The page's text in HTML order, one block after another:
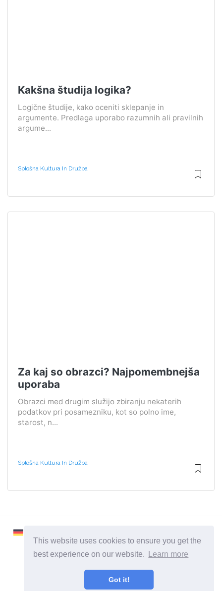
This website uses cookies to ensure you get the
best experience on our website.
Learn more
Got it!
Kakšna študija logika?
Logične študije, kako oceniti sklepanje in
argumente. Predlaga uporabo razumnih ali pravilnih
argume...
Splošna Kultura In Družba
Za kaj so obrazci? Najpomembnejša
uporaba
Obrazci med drugim služijo zbiranju nekaterih
podatkov pri posamezniku, kot so polno ime,
starost, n...
Splošna Kultura In Družba
2026 ©Learnaboutworld
Vse kategorije